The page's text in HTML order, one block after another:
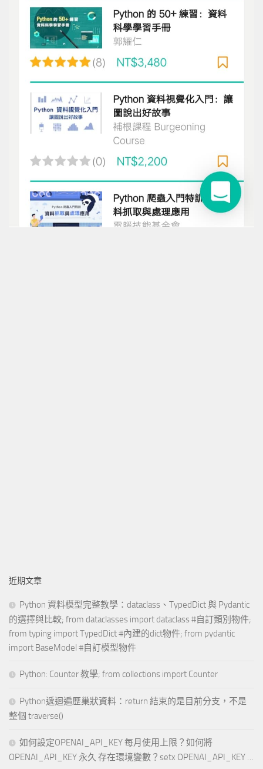
近期文章
Python 資料模型完整教學：dataclass、TypedDict 與 Pydantic
的選擇與比較; from dataclasses import dataclass #自訂類別物件;
from typing import TypedDict #內建的dict物件; from pydantic
import BaseModel #自訂模型物件
Python: Counter 教學; from collections import Counter
Python遞迴遍歷巢狀資料：return 結束的是目前分支，不是
整個 traverse()
如何設定OPENAI_API_KEY 每月使用上限？如何將
OPENAI_API_KEY 永久 存在環境變數？setx OPENAI_API_KEY …